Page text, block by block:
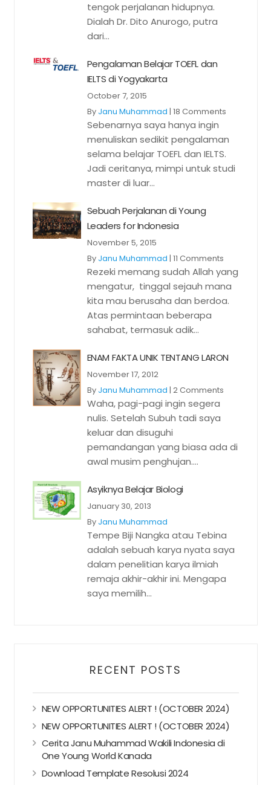
tengok perjalanan hidupnya.
Dialah Dr. Dito Anurogo, putra
dari...
Pengalaman Belajar TOEFL dan
IELTS di Yogyakarta
October 7, 2015
By Janu Muhammad | 18 Comments
Sebenarnya saya hanya ingin
menuliskan sedikit pengalaman
selama belajar TOEFL dan IELTS.
Jadi ceritanya, mimpi untuk studi
master di luar...
Sebuah Perjalanan di Young
Leaders for Indonesia
November 5, 2015
By Janu Muhammad | 11 Comments
Rezeki memang sudah Allah yang
mengatur, tinggal sejauh mana
kita mau berusaha dan berdoa.
Atas permintaan beberapa
sahabat, termasuk adik...
ENAM FAKTA UNIK TENTANG LARON
November 17, 2012
By Janu Muhammad | 2 Comments
Waha, pagi-pagi ingin segera
nulis. Setelah Subuh tadi saya
keluar dan disuguhi
pemandangan yang biasa ada di
awal musim penghujan....
Asyiknya Belajar Biologi
January 30, 2013
By Janu Muhammad
Tempe Biji Nangka atau Tebina
adalah sebuah karya nyata saya
dalam penelitian karya ilmiah
remaja akhir-akhir ini. Mengapa
saya memilih...
RECENT POSTS
NEW OPPORTUNITIES ALERT ! (OCTOBER 2024)
NEW OPPORTUNITIES ALERT ! (OCTOBER 2024)
Cerita Janu Muhammad Wakili Indonesia di
One Young World Kanada
Download Template Resolusi 2024